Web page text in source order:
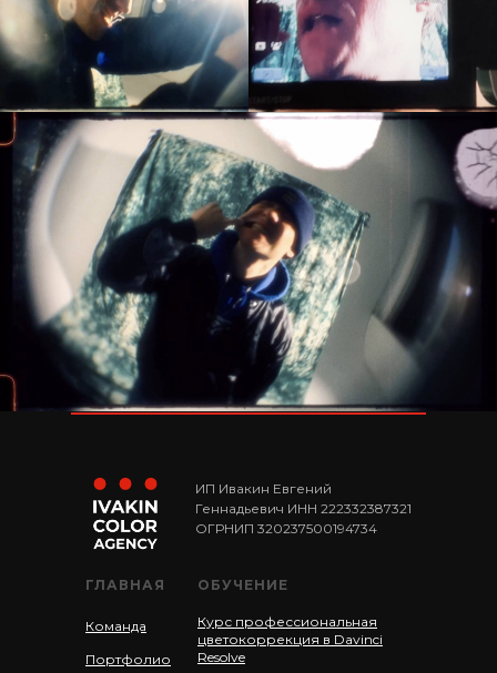
ГЛАВНАЯ
Команда
Портфолио
ОБУЧЕНИЕ
Курс профессиональная
цветокоррекция в Davinci
Resolve
ИП Ивакин Евгений
Геннадьевич ИНН 222332387321
ОГРНИП 320237500194734